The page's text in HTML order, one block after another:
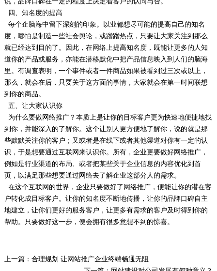
四、知名度的提高
每个企脑海中留下深刻的印象。以业都想尽可能的提高自己的知名
度，哪怕是制造一些社会舆论，或蹭蹭热点，只要让大家关注到那么
就已经达到目的了。因此，在网络上提高知名度，既能让更多的人知
道你的产品或服务，亦能在潜移默化中把产品信息映入到人们的脑海
里。有调查表明，一个事件或者一件商品如果被看到过三次或以上，
那么，就会在后，只要关于这方面的事情，大家就会在第一时间联想
到你的商品。
五、让大家认识你
为什么要做网络推广？本质上是让你的目标客户更为快速地便捷地找
到你，并能深入的了解你。这个让别人更方便地了解你，说的就是那
些默默关注你的客户；又或者是在线下或者其他渠道对你有一定的认
识，于是想要通过互联网来认识你。所有，企业更要做好网络推广，
例如是行业渠道的布局、或者把某些关于企业信息的内容优化到首
页，以满足那些想要通过网络去了解企业这部分人的需求。
在这个互联网的世界，企业只要做好了网络推广，便能让你的潜在客
户转化成目标客户。让你的知名度不断地传播，让你的品牌口碑自主
地建立，让你们更好的服务客户，让更多有需求的客户及时得到你的
帮助。只要做好这一步，便会拥有很多意想不到的惊喜。
上一篇： 合理规划 让网站推广企业终端畅通无阻